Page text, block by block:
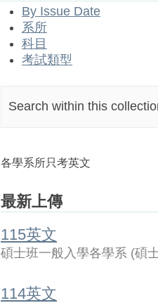
By Issue Date
系所
科目
考試類型
Search within this
各學系所只考英文
最新上傳
115英文
碩士班一般入學各學系 (碩
114英文